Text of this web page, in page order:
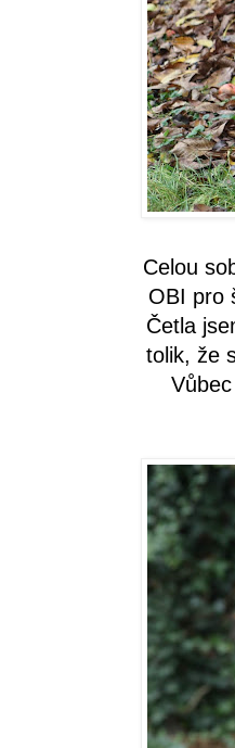
Celou
OBI pro
Četla
tolik, že